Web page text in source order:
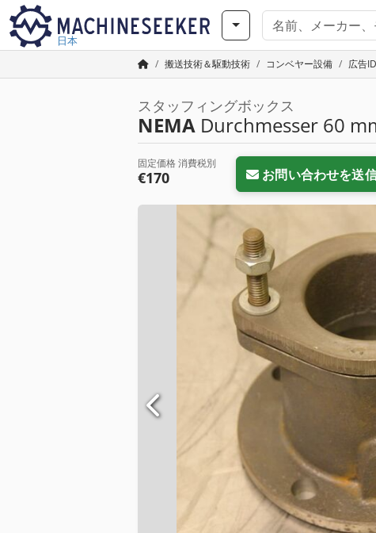
日本
搬送技術＆駆動技術 コンベヤー設備 広告
スタッフィングボックス
NEMA Durchmesser 60
固定価格 消費税別
€170 お問い合わせを送